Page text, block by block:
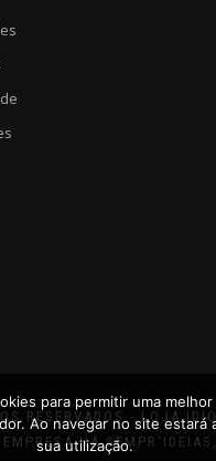
RESERVADOS - LOJA
HÁ
para permitir uma
Ao navegar no site estará
sua utilização.